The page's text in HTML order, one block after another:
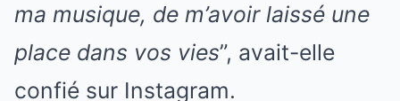
ma musique, de m’avoir laissé une
place dans vos vies”, avait-elle
confié sur Instagram.